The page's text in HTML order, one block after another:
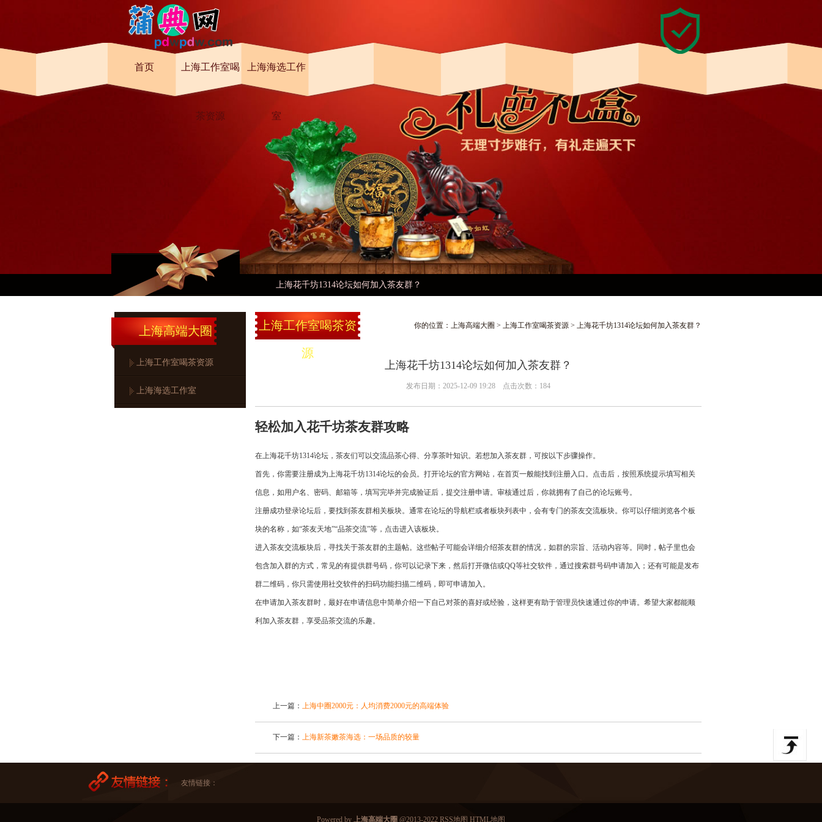
首页 上海工作室喝
茶资源
上海海选工作
室
上海花千坊1314论坛如何加入茶友群？
上海高端大圈
上海工作室喝茶资源
上海海选工作室
上海工作室喝茶资
源
你的位置： 上海高端大圈 > 上海工作室喝茶资源 > 上海花千坊1314论坛如何加入茶友群？
上海花千坊1314论坛如何加入茶友群？
发布日期：2025-12-09 19:28 点击次数：184
轻松加入花千坊茶友群攻略
在上海花千坊1314论坛，茶友们可以交流品茶心得、分享茶叶知识。若想加入茶友群，可按以下步骤操作。
首先，你需要注册成为上海花千坊1314论坛的会员。打开论坛的官方网站，在首页一般能找到注册入口。点击后，按照系统提示填写相关
信息，如用户名、密码、邮箱等，填写完毕并完成验证后，提交注册申请。审核通过后，你就拥有了自己的论坛账号。
注册成功登录论坛后，要找到茶友群相关板块。通常在论坛的导航栏或者板块列表中，会有专门的茶友交流板块。你可以仔细浏览各个板
块的名称，如“茶友天地”“品茶交流”等，点击进入该板块。
进入茶友交流板块后，寻找关于茶友群的主题帖。这些帖子可能会详细介绍茶友群的情况，如群的宗旨、活动内容等。同时，帖子里也会
包含加入群的方式，常见的有提供群号码，你可以记录下来，然后打开微信或QQ等社交软件，通过搜索群号码申请加入；还有可能是发布
群二维码，你只需使用社交软件的扫码功能扫描二维码，即可申请加入。
在申请加入茶友群时，最好在申请信息中简单介绍一下自己对茶的喜好或经验，这样更有助于管理员快速通过你的申请。希望大家都能顺
利加入茶友群，享受品茶交流的乐趣。
上一篇： 上海中圈2000元：人均消费2000元的高端体验
下一篇： 上海新茶嫩茶海选：一场品质的较量
友情链接：
Powered by 上海高端大圈 @2013-2022 RSS地图 HTML地图